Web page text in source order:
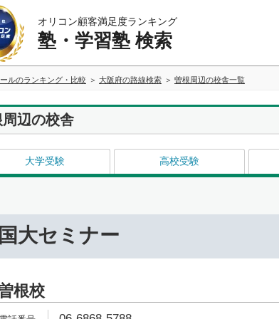
オリコン顧客満足度ランキング
塾・学習塾 検索
ルのランキング・比較 大阪府の路線検索 曽根周辺の校舎一覧
辺の校舎
大学受験 高校受験
国大セミナー
根校